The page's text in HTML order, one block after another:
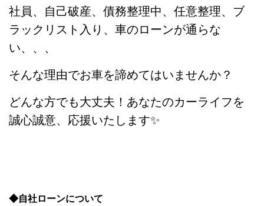
社員、自己破産、債務整理中、任意整理、ブ
ラックリスト入り、車のローンが通らな
い、、、
そんな理由でお車を諦めてはいませんか？
どんな方でも大丈夫！あなたのカーライフを
誠心誠意、応援いたします✨
◆自社ローンについて